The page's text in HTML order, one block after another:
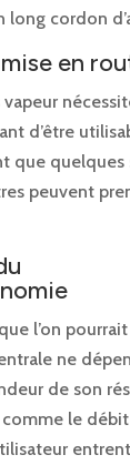
long cordon
en
d’être
que quelques
peuvent
l’on
ne
de son
comme le